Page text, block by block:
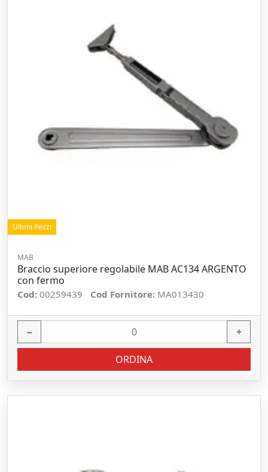
Ultimi Pezzi
MAB
Braccio superiore regolabile MAB AC134 ARGENTO
con fermo
Cod: 00259439 Cod Fornitore: MA013430
− +
ORDINA